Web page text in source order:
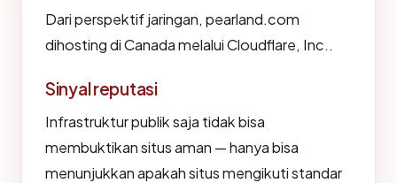
Dari perspektif jaringan, pearland.com
dihosting di Canada melalui Cloudflare, Inc..
Sinyal reputasi
Infrastruktur publik saja tidak bisa
membuktikan situs aman — hanya bisa
menunjukkan apakah situs mengikuti standar